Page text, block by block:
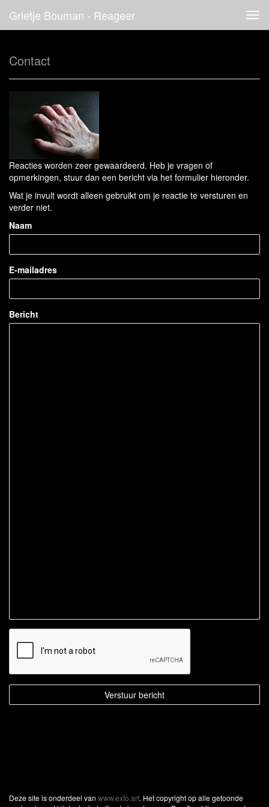
Grietje Bouman - Reageer
Contact
Reacties worden zeer gewaardeerd. Heb je vragen of
opmerkingen, stuur dan een bericht via het formulier hieronder.
Wat je invult wordt alleen gebruikt om je reactie te versturen en
verder niet.
Naam
E-mailadres
Bericht
Deze site is onderdeel van www.exto.art. Het copyright op alle getoonde